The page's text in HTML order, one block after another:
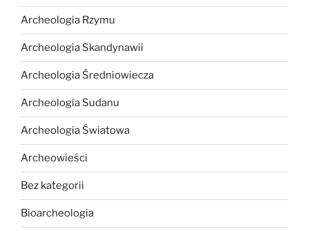
Archeologia Rzymu
Archeologia Skandynawii
Archeologia Średniowiecza
Archeologia Sudanu
Archeologia Światowa
Archeowieści
Bez kategorii
Bioarcheologia